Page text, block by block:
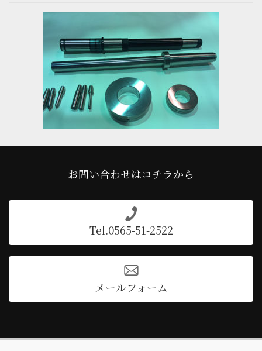
お問い合わせはコチラから
Tel.0565-51-2522
メールフォーム